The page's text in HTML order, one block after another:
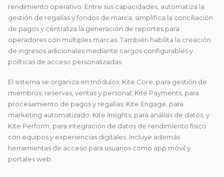
rendimiento operativo. Entre sus capacidades, automatiza la
gestión de regalías y fondos de marca, simplifica la conciliación
de pagos y centraliza la generación de reportes para
operadores con múltiples marcas. También habilita la creación
de ingresos adicionales mediante cargos configurables y
políticas de acceso personalizadas.
El sistema se organiza en módulos: Kite Core, para gestión de
miembros, reservas, ventas y personal; Kite Payments, para
procesamiento de pagos y regalías; Kite Engage, para
marketing automatizado; Kite Insights, para análisis de datos; y
Kite Perform, para integración de datos de rendimiento físico
con equipos y experiencias digitales. Incluye además
herramientas de acceso para usuarios como app móvil y
portales web.